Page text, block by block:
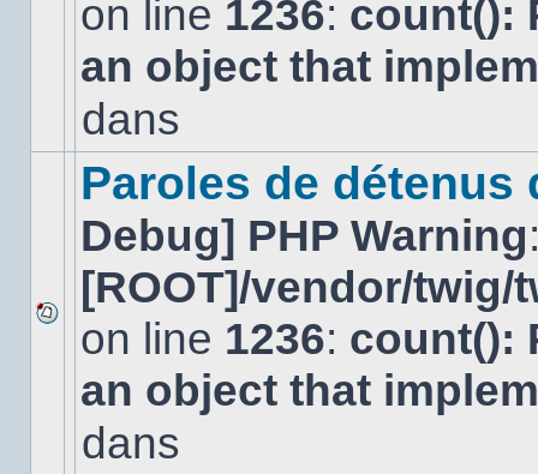
Aucun
nouveau
message
non-
dans
on line 1236: count():
an object that
dans
Aucun
nouveau
message
non-
dans
Paroles de détenus
Debug] PHP Warning
[ROOT]/vendor/
on line 1236: count():
an object that
dans